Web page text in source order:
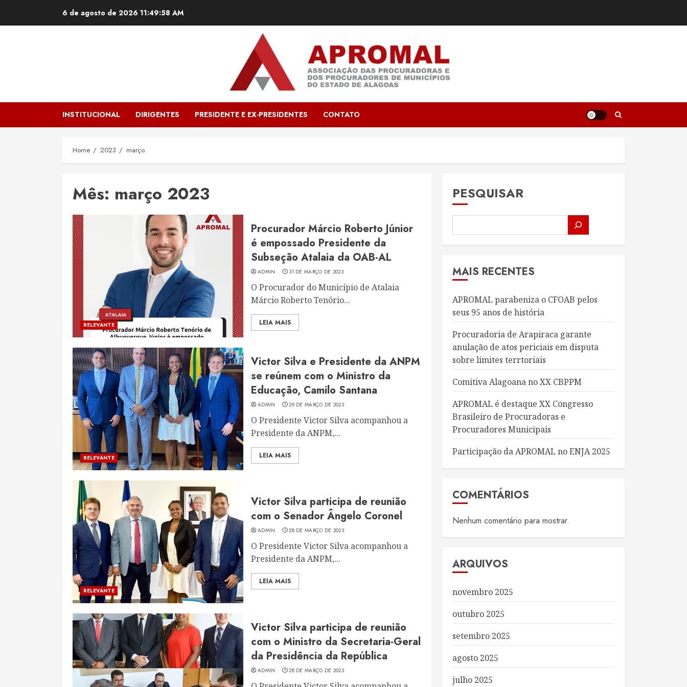
6 de agosto de 2026 11:49:59 AM
INSTITUCIONAL DIRIGENTES PRESIDENTE E EX-PRESIDENTES CONTATO
Home 2023 março
Mês: março 2023
RELEVANTE
Procurador Márcio Roberto Júnior
é empossado Presidente da
Subseção Atalaia da OAB-AL
ADMIN 31 DE MARÇO DE 2023
O Procurador do Município de Atalaia
Márcio Roberto Tenório...
LEIA MAIS
RELEVANTE
Victor Silva e Presidente da ANPM
se reúnem com o Ministro da
Educação, Camilo Santana
ADMIN 29 DE MARÇO DE 2023
O Presidente Victor Silva acompanhou a
Presidente da ANPM,...
LEIA MAIS
RELEVANTE
Victor Silva participa de reunião
com o Senador Ângelo Coronel
ADMIN 28 DE MARÇO DE 2023
O Presidente Victor Silva acompanhou a
Presidente da ANPM,...
LEIA MAIS
Victor Silva participa de reunião
com o Ministro da Secretaria-Geral
da Presidência da República
ADMIN 28 DE MARÇO DE 2023
PESQUISAR
MAIS RECENTES
APROMAL parabeniza o CFOAB pelos
seus 95 anos de história
Procuradoria de Arapiraca garante
anulação de atos periciais em disputa
sobre limites terrtoriais
Comitiva Alagoana no XX CBPPM
APROMAL é destaque XX Congresso
Brasileiro de Procuradoras e
Procuradores Municipais
Participação da APROMAL no ENJA 2025
COMENTÁRIOS
Nenhum comentário para mostrar.
ARQUIVOS
novembro 2025
outubro 2025
setembro 2025
agosto 2025
julho 2025